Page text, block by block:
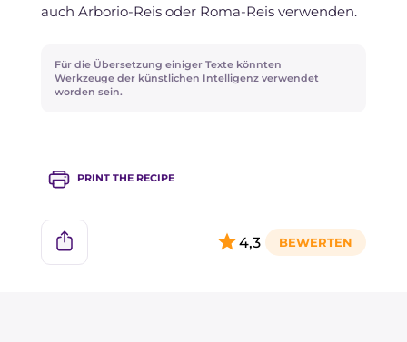
auch Arborio-Reis oder Roma-Reis verwenden.
Für die Übersetzung einiger Texte könnten
Werkzeuge der künstlichen Intelligenz verwendet
worden sein.
PRINT THE RECIPE
4,3